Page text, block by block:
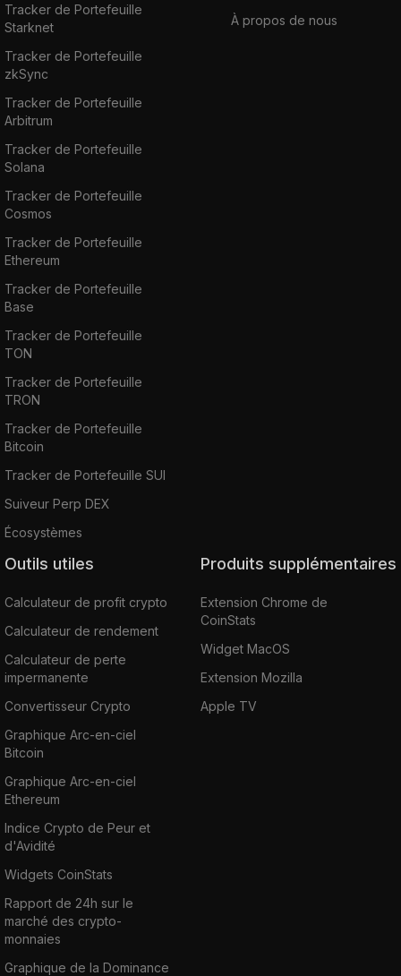
Tracker de Portefeuille
Starknet
Tracker de Portefeuille
zkSync
Tracker de Portefeuille
Arbitrum
Tracker de Portefeuille
Solana
Tracker de Portefeuille
Cosmos
Tracker de Portefeuille
Ethereum
Tracker de Portefeuille
Base
Tracker de Portefeuille
TON
Tracker de Portefeuille
TRON
Tracker de Portefeuille
Bitcoin
Tracker de Portefeuille SUI
Suiveur Perp DEX
Écosystèmes
À propos de nous
Outils utiles
Calculateur de profit crypto
Calculateur de rendement
Calculateur de perte
impermanente
Convertisseur Crypto
Graphique Arc-en-ciel
Bitcoin
Graphique Arc-en-ciel
Ethereum
Indice Crypto de Peur et
d'Avidité
Widgets CoinStats
Rapport de 24h sur le
marché des crypto-
monnaies
Graphique de la Dominance
Produits supplémentaires
Extension Chrome de
CoinStats
Widget MacOS
Extension Mozilla
Apple TV